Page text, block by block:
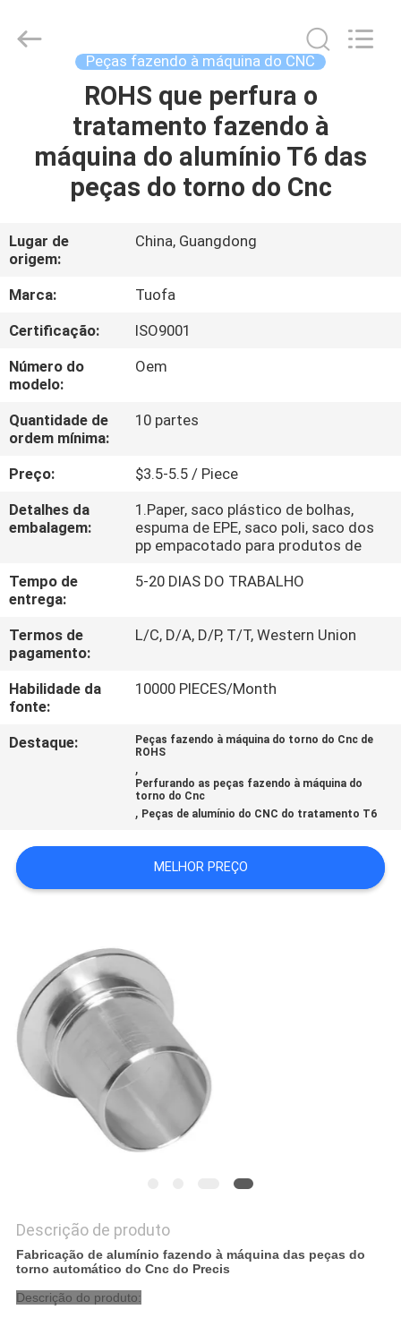
PRODUTOS
SOBRE
NÓS
VISITA
À
FÁBRICA
CONTROLE
DE
QUALIDADE
CONTACTE-
NOS
NOTÍCIAS
SOLICITE
UM
ORÇAMENTO
DO
SITE
POLÍTICA
PRIVACIDADE
Tuofa
Technology
Peças fazendo à máquina do CNC
ROHS que perfura o
tratamento fazendo à
máquina do alumínio T6 das
peças do torno do Cnc
Lugar de
origem:
China, Guangdong
Marca:
Tuofa
Certificação:
ISO9001
Número do
modelo:
Oem
Quantidade de
ordem mínima:
10 partes
Preço:
$3.5-5.5 / Piece
Detalhes da
embalagem:
1.Paper, saco plástico de bolhas,
espuma de EPE, saco poli, saco dos
pp empacotado para produtos de
Tempo de
entrega:
5-20 DIAS DO TRABALHO
Termos de
pagamento:
L/C, D/A, D/P, T/T, Western Union
Habilidade da
fonte:
10000 PIECES/Month
Destaque:
Peças fazendo à máquina do torno do Cnc de
ROHS
,
Perfurando as peças fazendo à máquina do
torno do Cnc
, Peças de alumínio do CNC do tratamento T6
MELHOR PREÇO
Descrição de produto
Fabricação de alumínio fazendo à máquina das peças do
torno automático do Cnc do Precis
Descrição do produto: